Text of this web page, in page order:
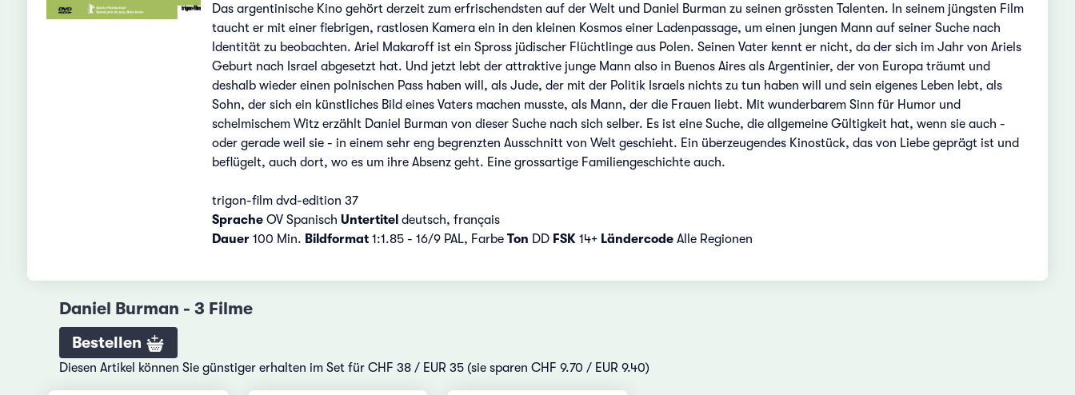
Das argentinische Kino gehört derzeit zum erfrischendsten auf der Welt und Daniel Burman zu seinen grössten Talenten. In seinem jüngsten Film
taucht er mit einer fiebrigen, rastlosen Kamera ein in den kleinen Kosmos einer Ladenpassage, um einen jungen Mann auf seiner Suche nach
Identität zu beobachten. Ariel Makaroff ist ein Spross jüdischer Flüchtlinge aus Polen. Seinen Vater kennt er nicht, da der sich im Jahr von Ariels
Geburt nach Israel abgesetzt hat. Und jetzt lebt der attraktive junge Mann also in Buenos Aires als Argentinier, der von Europa träumt und
deshalb wieder einen polnischen Pass haben will, als Jude, der mit der Politik Israels nichts zu tun haben will und sein eigenes Leben lebt, als
Sohn, der sich ein künstliches Bild eines Vaters machen musste, als Mann, der die Frauen liebt. Mit wunderbarem Sinn für Humor und
schelmischem Witz erzählt Daniel Burman von dieser Suche nach sich selber. Es ist eine Suche, die allgemeine Gültigkeit hat, wenn sie auch -
oder gerade weil sie - in einem sehr eng begrenzten Ausschnitt von Welt geschieht. Ein überzeugendes Kinostück, das von Liebe geprägt ist und
beflügelt, auch dort, wo es um ihre Absenz geht. Eine grossartige Familiengeschichte auch.
trigon-film dvd-edition 37
SpracheOV Spanisch Untertitel deutsch, français
Dauer100 Min. Bildformat1:1.85 - 16/9 PAL, Farbe Ton DD FSK14+ LändercodeAlle Regionen
Daniel Burman - 3 Filme
Bestellen
Diesen Artikel können Sie günstiger erhalten im Set für CHF 38 / EUR 35 (sie sparen CHF 9.70 / EUR 9.40)